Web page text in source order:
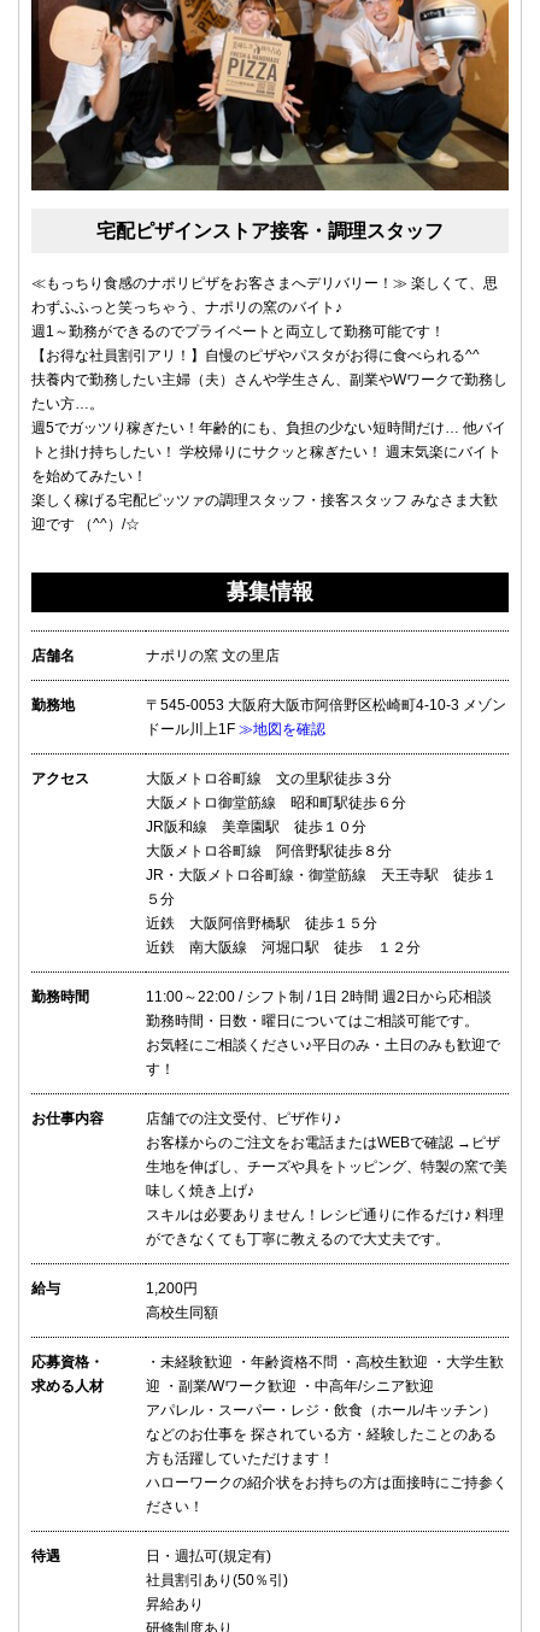
宅配ピザインストア接客・調理スタッフ
≪もっちり食感のナポリピザをお客さまへデリバリー！≫ 楽しくて、思
わずふふっと笑っちゃう、ナポリの窯のバイト♪
週1～勤務ができるのでプライベートと両立して勤務可能です！
【お得な社員割引アリ！】自慢のピザやパスタがお得に食べられる^^
扶養内で勤務したい主婦（夫）さんや学生さん、副業やWワークで勤務し
たい方…。
週5でガッツり稼ぎたい！年齢的にも、負担の少ない短時間だけ… 他バイ
トと掛け持ちしたい！ 学校帰りにサクッと稼ぎたい！ 週末気楽にバイト
を始めてみたい！
楽しく稼げる宅配ピッツァの調理スタッフ・接客スタッフ みなさま大歓
迎です （^^）/☆
募集情報
店舗名 ナポリの窯 文の里店
勤務地
〒545-0053 大阪府大阪市阿倍野区松崎町4-10-3 メゾン
ドール川上1F ≫地図を確認
アクセス
大阪メトロ谷町線 文の里駅徒歩３分
大阪メトロ御堂筋線 昭和町駅徒歩６分
JR阪和線 美章園駅 徒歩１０分
大阪メトロ谷町線 阿倍野駅徒歩８分
JR・大阪メトロ谷町線・御堂筋線 天王寺駅 徒歩１
５分
近鉄 大阪阿倍野橋駅 徒歩１５分
近鉄 南大阪線 河堀口駅 徒歩 １２分
勤務時間
11:00～22:00 / シフト制 / 1日 2時間 週2日から応相談
勤務時間・日数・曜日についてはご相談可能です。
お気軽にご相談ください♪平日のみ・土日のみも歓迎で
す！
お仕事内容
店舗での注文受付、ピザ作り♪
お客様からのご注文をお電話またはWEBで確認 →ピザ
生地を伸ばし、チーズや具をトッピング、特製の窯で美
味しく焼き上げ♪
スキルは必要ありません！レシピ通りに作るだけ♪ 料理
ができなくても丁寧に教えるので大丈夫です。
給与
1,200円
高校生同額
応募資格・
求める人材
・未経験歓迎 ・年齢資格不問 ・高校生歓迎 ・大学生歓
迎 ・副業/Wワーク歓迎 ・中高年/シニア歓迎
アパレル・スーパー・レジ・飲食（ホール/キッチン）
などのお仕事を 探されている方・経験したことのある
方も活躍していただけます！
ハローワークの紹介状をお持ちの方は面接時にご持参く
ださい！
待遇
日・週払可(規定有)
社員割引あり(50％引)
昇給あり
研修制度あり